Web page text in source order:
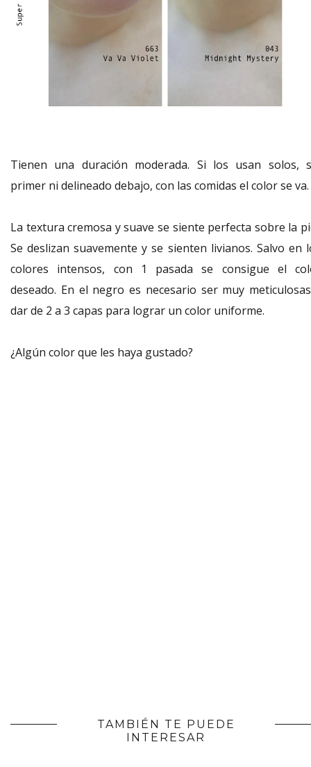
Tienen una duración moderada. Si los usan solos,
primer ni delineado debajo, con las comidas el color se va.
La textura cremosa y suave se siente perfecta sobre la
Se deslizan suavemente y se sienten livianos. Salvo en
colores intensos, con 1 pasada se consigue el
deseado. En el negro es necesario ser muy
dar de 2 a 3 capas para lograr un color uniforme.
¿Algún color que les haya gustado?
TAMBIÉN TE PUEDE
INTERESAR